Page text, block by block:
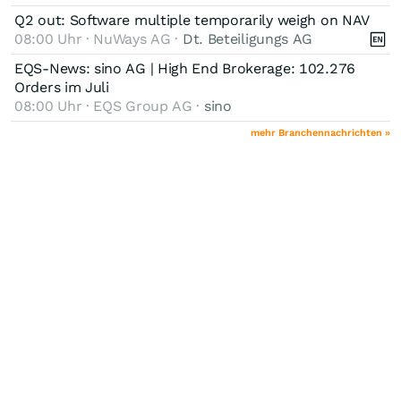
Q2 out: Software multiple temporarily weigh on NAV
08:00 Uhr · NuWays AG · Dt. Beteiligungs AG
EQS-News: sino AG | High End Brokerage: 102.276
Orders im Juli
08:00 Uhr · EQS Group AG · sino
mehr Branchennachrichten »